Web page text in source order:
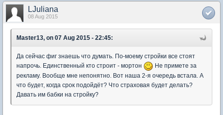
LJuliana
08 Aug 2015
Master13, on 07 Aug 2015 - 22:45:
Да сейчас фиг знаешь что думать. По-моему стройки все стоят
напрочь. Единственный кто строит - мортон
Не примете за
рекламу. Вообще мне непонятно. Вот наша 2-я очередь встала. А
что будет, когда срок подойдёт? Что страховая будет делать?
Давать им бабки на стройку?